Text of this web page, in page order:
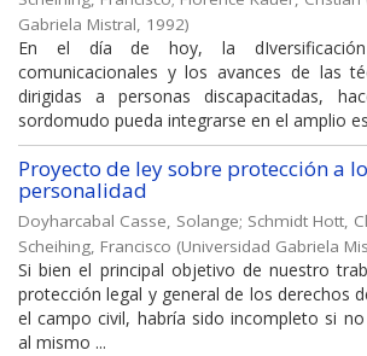
Gabriela Mistral, 1992)
En el día de hoy, la
comunicacionales y los avances de las
dirigidas a personas discapacitadas,
sordomudo pueda integrarse en el amplio
Proyecto de ley sobre protección a
personalidad
Doyharcabal Casse, Solange; Schmidt Hott,
Scheihing, Francisco (Universidad Gabriela
Si bien el principal objetivo de nuestro
protección legal y general de los derechos
el campo civil, habría sido incompleto si
al mismo ...